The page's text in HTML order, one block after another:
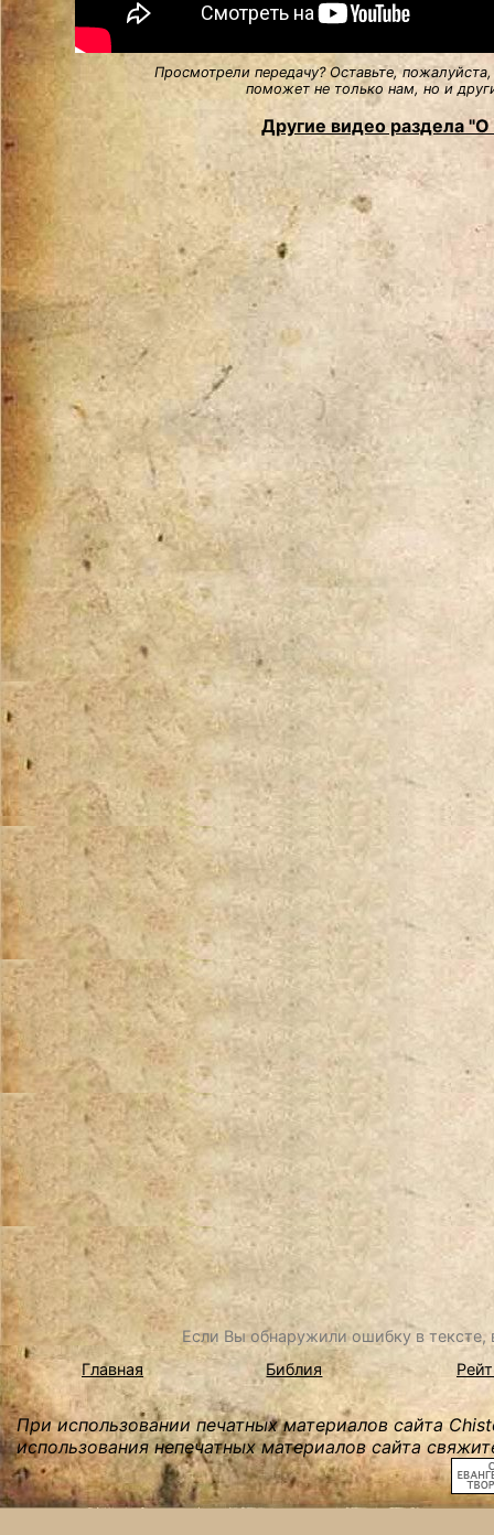
Просмотрели передачу? Оставьте,
поможет не только нам, но и
Другие видео раздела
Если Вы обнаружили ошибку в
Главная
Библия
При использовании печатных материалов сайта
использования непечатных материалов сайта